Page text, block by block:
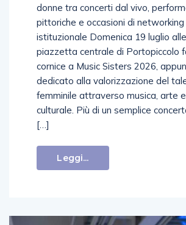
donne tra concerti dal vivo,
pittoriche e occasioni di networking
istituzionale Domenica 19 luglio
piazzetta centrale di Portopiccolo
cornice a Music Sisters 2026,
dedicato alla valorizzazione del
femminile attraverso musica, arte
culturale. Più di un semplice
[…]
Leggi...